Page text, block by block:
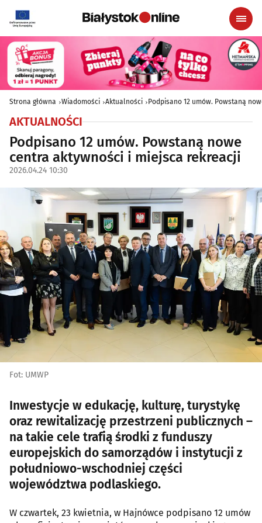
Strona główna Wiadomości Aktualności Podpisano 12 umów. Powstaną
AKTUALNOŚCI
Podpisano 12 umów. Powstaną nowe
centra aktywności i miejsca rekreacji
2026.04.24 10:30
Fot: UMWP
Inwestycje w edukację, kulturę, turystykę
oraz rewitalizację przestrzeni publicznych –
na takie cele trafią środki z funduszy
europejskich do samorządów i instytucji z
południowo-wschodniej części
województwa podlaskiego.
W czwartek, 23 kwietnia, w Hajnówce podpisano 12 umów